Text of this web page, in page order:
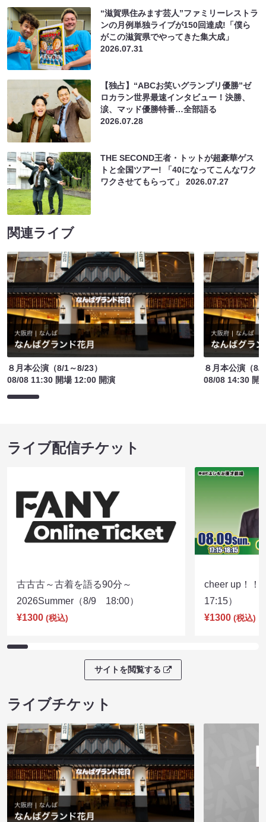
“滋賀県住みます芸人”ファミリーレストラ
ンの月例単独ライブが150回達成!「僕ら
がこの滋賀県でやってきた集大成」
2026.07.31
【独占】“ABCお笑いグランプリ優勝”ゼ
ロカラン世界最速インタビュー！決勝、
涙、マッド優勝特番…全部語る
2026.07.28
THE SECOND王者・トットが超豪華ゲス
トと全国ツアー! 「40になってこんなワク
ワクさせてもらって」2026.07.27
関連ライブ
８月本公演（8/1～8/23）
08/08 11:30 開場 12:00 開演
８月本公演（8/
08/08 14:30 開
ライブ配信チケット
古古古～古着を語る90分～
2026Summer（8/9 18:00）
¥1300 (税込)
cheer up！
17:15）
¥1300 (税込)
サイトを閲覧する
ライブチケット